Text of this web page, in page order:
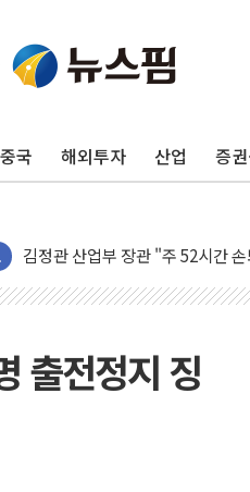
국 해외투자 산업 증
[인도증시] 중동 긴장 완화에 실적
러, 1인칭시점 드론으로 우크라
'월가의 황제' 다이먼 "금융시장
양주 섬유염색공장서 화재 1명
해군 1함대 창설 80주년…지역과
[3보] 북, 원산서 동해로 단거리
동해해경, 독도 해상서 부유물 감
주한미군 "오산기지 누출, 백린
출전정지 징